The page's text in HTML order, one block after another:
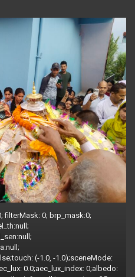
filterMask: 0; brp_mask:0;
(-1.0, -1.0);sceneMode:
0.0;aec_lux_index: 0;albedo: